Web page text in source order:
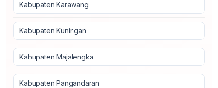
Kabupaten Karawang
Kabupaten Kuningan
Kabupaten Majalengka
Kabupaten Pangandaran